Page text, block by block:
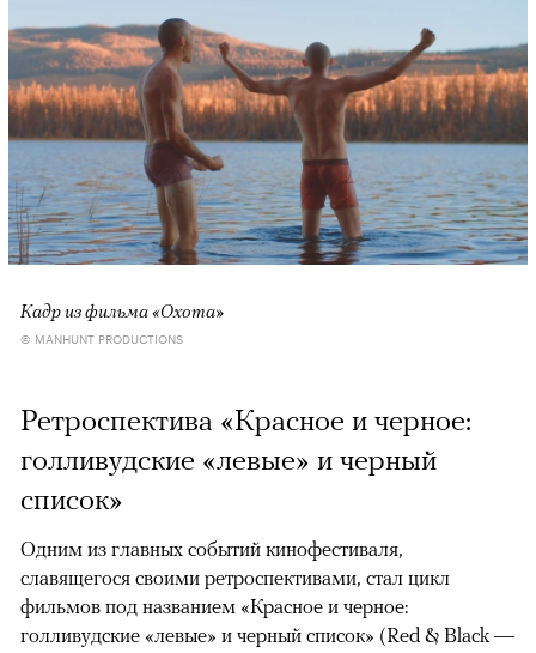
Кадр из фильма «Охота»
© MANHUNT PRODUCTIONS
Ретроспектива «Красное и черное:
голливудские «левые» и черный
список»
Одним из главных событий кинофестиваля,
славящегося своими ретроспективами, стал цикл
фильмов под названием «Красное и черное:
голливудские «левые» и черный список» (Red & Black —